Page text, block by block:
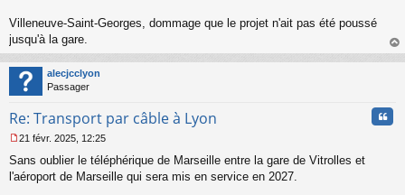
Villeneuve-Saint-Georges, dommage que le projet n'ait pas été poussé
jusqu'à la gare.
au
alecjcclyon
Passager
Re: Transport par câble à Lyon
e
s
21 févr. 2025, 12:25
Sans oublier le téléphérique de Marseille entre la gare de Vitrolles et
l'aéroport de Marseille qui sera mis en service en 2027.